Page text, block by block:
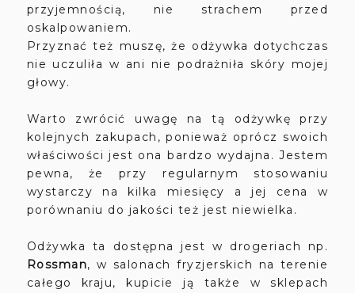
przyjemnością, nie strachem przed
oskalpowaniem.
Przyznać też muszę, że odżywka dotychczas
nie uczuliła w ani nie podrażniła skóry mojej
głowy.
Warto zwrócić uwagę na tą odżywkę przy
kolejnych zakupach, ponieważ oprócz swoich
właściwości jest ona bardzo wydajna. Jestem
pewna, że przy regularnym stosowaniu
wystarczy na kilka miesięcy a jej cena w
porównaniu do jakości też jest niewielka.
Odżywka ta dostępna jest w drogeriach np.
Rossman, w salonach fryzjerskich na terenie
całego kraju, kupicie ją także w sklepach